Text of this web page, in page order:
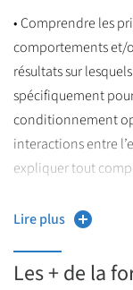
d'éducation de
ou non - donnent
aux programmes
de projets
d'évaluation des
prises en charge
l'heure actuelle (loi
l'action sociale et
La formation
programmes
procédures
• Comprendre les
comportements et/
résultats sur
spécifiquement
conditionnement
interactions entre
expliquer tout
• Être capable de
théories
Lire plus
Les + de la